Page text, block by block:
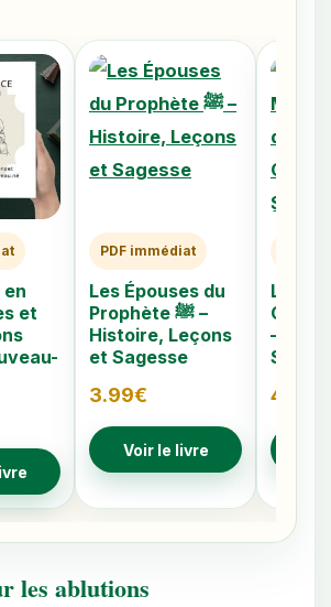
en
et
PDF immédiat
Les Épouses du
Prophète ﷺ –
Histoire, Leçons
et Sagesse
3.99€
Voir le livre
Les
–
4.79
les ablutions